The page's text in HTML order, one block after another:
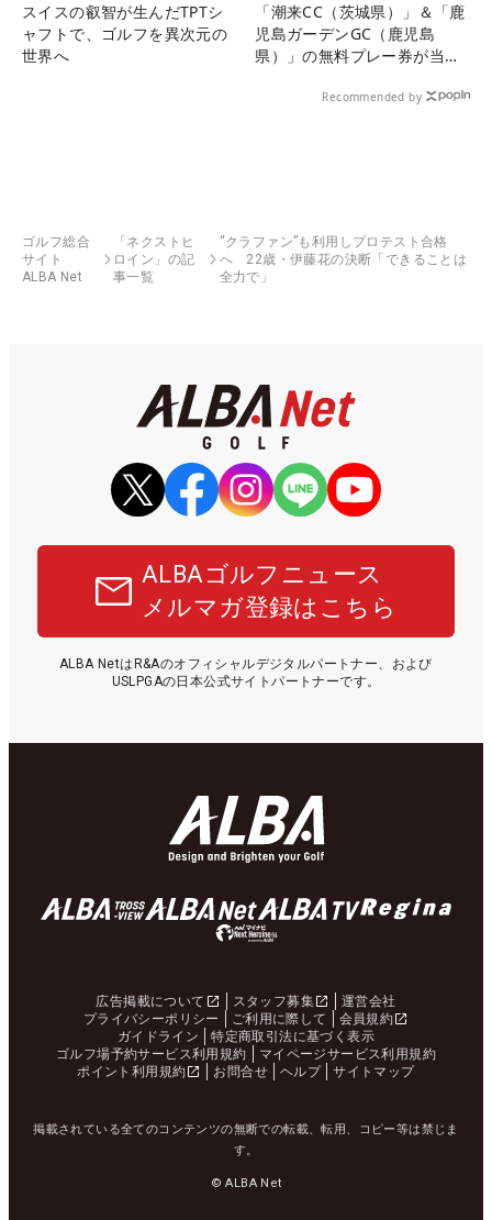
スイスの叡智が生んだTPTシ
ャフトで、ゴルフを異次元の
世界へ
「潮来CC（茨城県）」＆「鹿
児島ガーデンGC（鹿児島
県）」の無料プレー券が当た
Recommended by
ゴルフ総合
サイト
ALBA Net
「ネクストヒ
ロイン」の記
事一覧
“クラファン”も利用しプロテスト合格
へ 22歳・伊藤花の決断「できることは
全力で」
ALBAゴルフニュース
メルマガ登録はこちら
ALBA NetはR&Aのオフィシャルデジタルパートナー、および
USLPGAの日本公式サイトパートナーです。
広告掲載について スタッフ募集
運営会社
プライバシーポリシー
ご利用に際して
会員規約
ガイドライン
特定商取引法に基づく表示
ゴルフ場予約サービス利用規約
マイページサービス利用規約
ポイント利用規約
お問合せ ヘルプ サイトマップ
掲載されている全てのコンテンツの無断での転載、転用、コピー等は禁じま
す。
© ALBA Net